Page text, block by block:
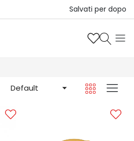
Salvati per dopo
Default